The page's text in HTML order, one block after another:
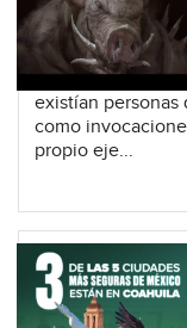
existían personas
como
propio eje...